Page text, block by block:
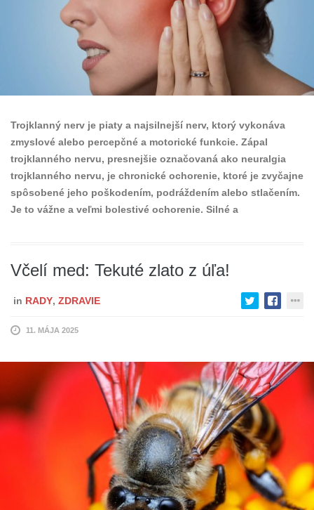
Trojklanný nerv je piaty a najsilnejší nerv, ktorý vykonáva
zmyslové alebo percepčné a motorické funkcie. Zápal
trojklanného nervu, presnejšie označovaná ako neuralgia
trojklanného nervu, je chronické ochorenie, ktoré je zvyčajne
spôsobené jeho poškodením, podráždením alebo stlačením.
Je to vážne a veľmi bolestivé ochorenie. Silné a
Včelí med: Tekuté zlato z úľa!
in RADY, ZDRAVIE
11. MÁJA 2025